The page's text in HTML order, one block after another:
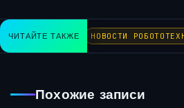
ЧИТАЙТЕ ТАКЖЕ НОВОСТИ
Похожие записи